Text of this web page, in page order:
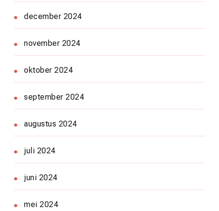
december 2024
november 2024
oktober 2024
september 2024
augustus 2024
juli 2024
juni 2024
mei 2024